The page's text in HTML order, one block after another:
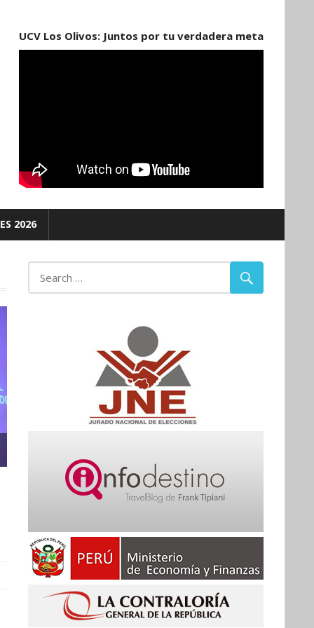
UCV Los Olivos: Juntos por tu verdadera meta
2026